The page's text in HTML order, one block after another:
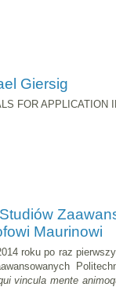
Giersig
FOR APPLICATION
Maurinowi
roku po raz
vincula mente